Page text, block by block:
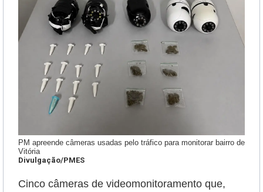
PM apreende câmeras usadas pelo tráfico para monitorar bairro de
Vitória
Divulgação/PMES
Cinco câmeras de videomonitoramento que,